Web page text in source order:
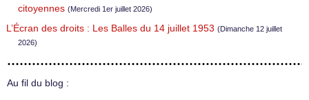
citoyennes (Mercredi 1er juillet 2026)
L’Écran des droits : Les Balles du 14 juillet 1953 (Dimanche 12 juillet
2026)
Au fil du blog :